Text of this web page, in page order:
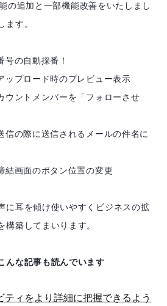
の追加と一部機能改善をいたしまし
ます。
の自動採番！
ップロード時のプレビュー表示
ウントメンバーを「フォローさせ
信の際に送信されるメールの件名に
結画面のボタン位置の変更
に耳を傾け使いやすくビジネスの拡
構築してまいります。
んな記事も読んでいます
ティをより詳細に把握できるよう